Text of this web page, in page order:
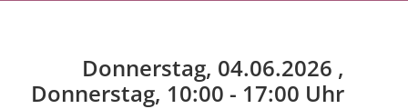
Donnerstag, 04.06.2026 ,
Donnerstag, 10:00 - 17:00 Uhr